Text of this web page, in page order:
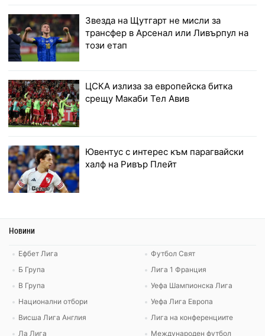
Звезда на Щутгарт не мисли за
трансфер в Арсенал или Ливърпул на
този етап
ЦСКА излиза за европейска битка
срещу Макаби Тел Авив
Ювентус с интерес към парагвайски
халф на Ривър Плейт
Новини
Ефбет Лига
Б Група
В Група
Национални отбори
Висша Лига Англия
Ла Лига
Футбол Свят
Лига 1 Франция
Уефа Шампионска Лига
Уефа Лига Европа
Лига на конференциите
Международен футбол